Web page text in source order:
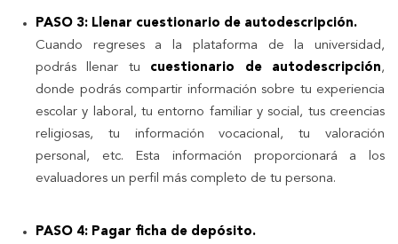
PASO 3: Llenar cuestionario de autodescripción.
Cuando regreses a la plataforma de la universidad,
podrás llenar tu cuestionario de autodescripción,
donde podrás compartir información sobre tu experiencia
escolar y laboral, tu entorno familiar y social, tus creencias
religiosas, tu información vocacional, tu valoración
personal, etc. Esta información proporcionará a los
evaluadores un perfil más completo de tu persona.
PASO 4: Pagar ficha de depósito.